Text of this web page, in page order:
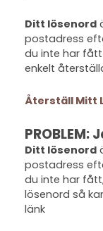
Ditt lösenord
postadress
du inte har
enkelt
Återställ Mitt
Ditt lösenord
postadress
du inte har
lösenord så
länk